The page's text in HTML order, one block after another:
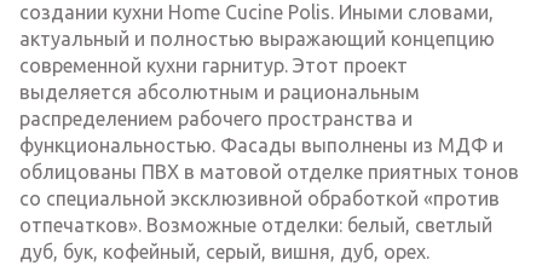
создании кухни Home Cucine Polis. Иными словами,
актуальный и полностью выражающий концепцию
современной кухни гарнитур. Этот проект
выделяется абсолютным и рациональным
распределением рабочего пространства и
функциональностью. Фасады выполнены из МДФ и
облицованы ПВХ в матовой отделке приятных тонов
со специальной эксклюзивной обработкой «против
отпечатков». Возможные отделки: белый, светлый
дуб, бук, кофейный, серый, вишня, дуб, орех.